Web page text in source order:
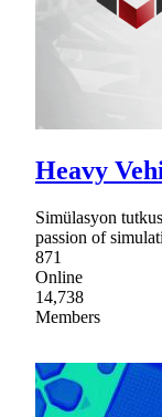
Heavy
Simülasyon
passion of
871
Online
14,738
Members